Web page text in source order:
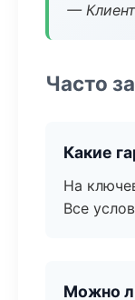
—
Часто
Какие
На
Все
Можно